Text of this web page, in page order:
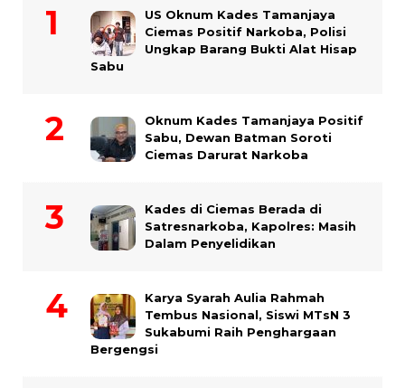
US Oknum Kades Tamanjaya
Ciemas Positif Narkoba, Polisi
Ungkap Barang Bukti Alat Hisap
Sabu
Oknum Kades Tamanjaya Positif
Sabu, Dewan Batman Soroti
Ciemas Darurat Narkoba
Kades di Ciemas Berada di
Satresnarkoba, Kapolres: Masih
Dalam Penyelidikan
Karya Syarah Aulia Rahmah
Tembus Nasional, Siswi MTsN 3
Sukabumi Raih Penghargaan
Bergengsi